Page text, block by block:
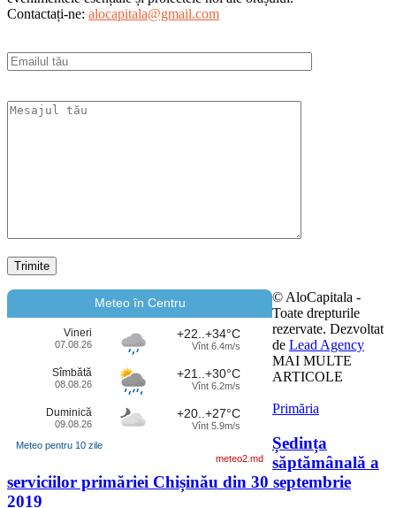
Contactați-ne: alocapitala@gmail.com
Meteo în Centru
Vineri
07.08.26
+22..+34°C
Vînt 6.4m/s
Sîmbătă
08.08.26
+21..+30°C
Vînt 6.2m/s
Duminică
09.08.26
+20..+27°C
Vînt 5.9m/s
Meteo pentru 10 zile
meteo2.md
© AloCapitala -
Toate drepturile
rezervate. Dezvoltat
de Lead Agency
MAI MULTE
ARTICOLE
Primăria
Ședința
săptămânală a
serviciilor primăriei Chișinău din 30 septembrie
2019